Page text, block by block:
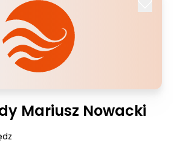
Mariusz Nowacki